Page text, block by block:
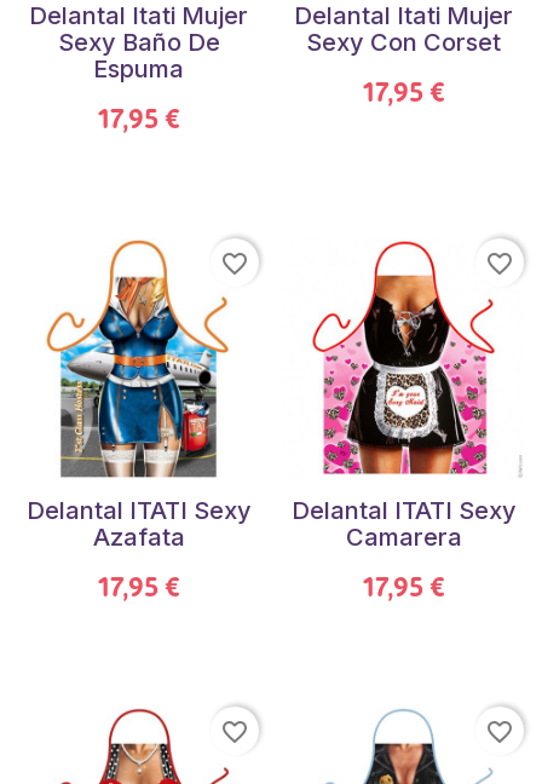
Delantal Itati Mujer
Sexy Baño De
Espuma
17,95 €
Delantal Itati Mujer
Sexy Con Corset
17,95 €
Delantal ITATI Sexy
Azafata
17,95 €
favorite_border
Delantal ITATI Sexy
Camarera
17,95 €
favorite_border
favorite_border favorite_border